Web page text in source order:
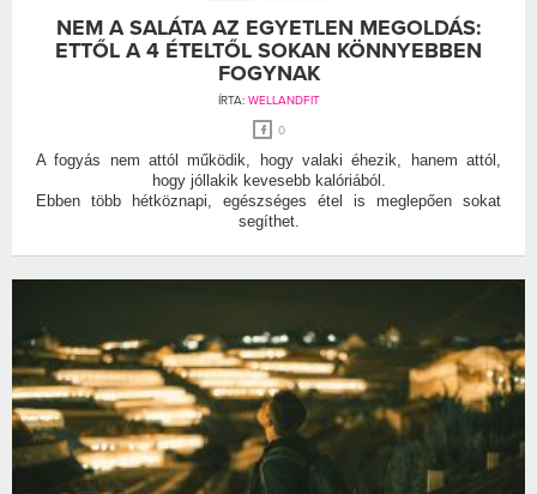
NEM A SALÁTA AZ EGYETLEN MEGOLDÁS:
ETTŐL A 4 ÉTELTŐL SOKAN KÖNNYEBBEN
FOGYNAK
ÍRTA: WELLANDFIT
0
A fogyás nem attól működik, hogy valaki éhezik, hanem attól,
hogy jóllakik kevesebb kalóriából.
Ebben több hétköznapi, egészséges étel is meglepően sokat
segíthet.